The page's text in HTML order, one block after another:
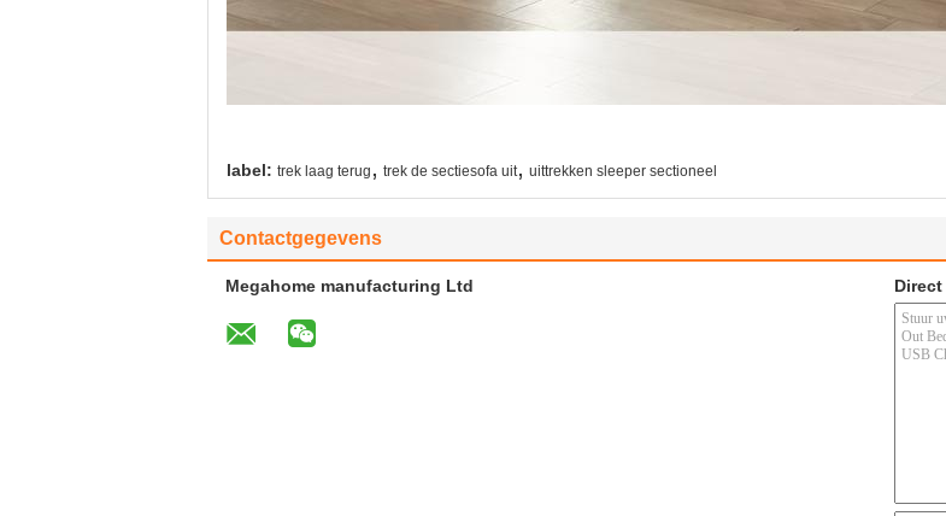
label: trek laag terug , trek de sectiesofa uit, uittrekken sleeper sectioneel
Contactgegevens
Megahome manufacturing Ltd